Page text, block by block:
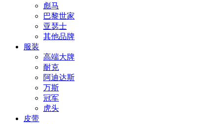
彪马
巴黎世家
亚瑟士
其他品牌
服装
高端大牌
耐克
阿迪达斯
万斯
冠军
虎头
皮带